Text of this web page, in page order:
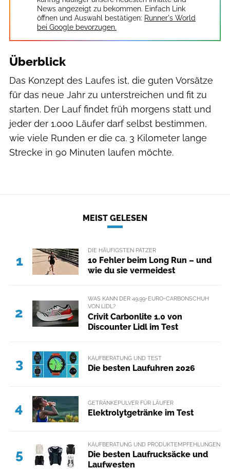
News angezeigt zu bekommen. Einfach Link
öffnen und Auswahl bestätigen: Runner's World
bei Google bevorzugen.
Überblick
Das Konzept des Laufes ist, die guten Vorsätze
für das neue Jahr zu unterstreichen und fit zu
starten. Der Lauf findet früh morgens statt und
jeder der 1.000 Läufer darf selbst bestimmen,
wie viele Runden er die ca. 3 Kilometer lange
Strecke in 90 Minuten laufen möchte.
MEIST GELESEN
1
DIE HÄUFIGSTEN PATZER
10 Fehler beim Long Run – und
wie du sie vermeidest
2
WAS KANN DER 49,99-EURO-CARBONSCHUH
VON LIDL?
Crivit Carbonlite 1.0 von
Discounter Lidl im Test
3 KAUFBERATUNG UND TEST
Die besten Laufuhren 2026
4 GETRÄNKEPULVER FÜR LÄUFER
Elektrolytgetränke im Test
5
KAUFBERATUNG UND PRODUKTEMPFEHLUNGEN
Die besten Laufrucksäcke und
Laufwesten